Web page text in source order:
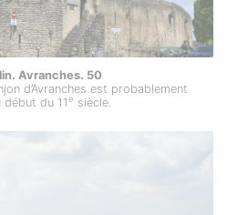
Avranches. 50
d’Avranches est probablement
du 11e siècle.